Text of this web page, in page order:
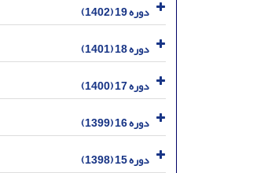
دوره 19 (1402)
دوره 18 (1401)
دوره 17 (1400)
دوره 16 (1399)
دوره 15 (1398)